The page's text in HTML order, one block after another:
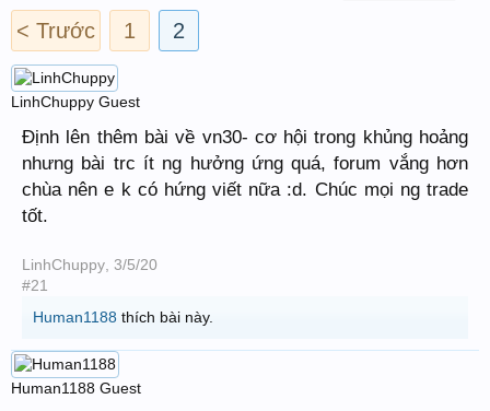
< Trước 1 2
LinhChuppy Guest
Định lên thêm bài về vn30- cơ hội trong khủng hoảng
nhưng bài trc ít ng hưởng ứng quá, forum vắng hơn
chùa nên e k có hứng viết nữa :d. Chúc mọi ng trade
tốt.
LinhChuppy 3/5/20
#21
Human1188 thích bài này.
Human1188 Guest